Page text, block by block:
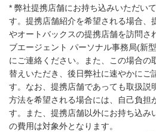
* 弊社提携店舗にお持ち込みいただい
す。提携店舗紹介を希望される場合、
やオートバックスの提携店舗を訪問さ
ブエージェント パーソナル事務局(新
にご連絡ください。また、この場合の
替えいただき、後日弊社に速やかにご
す。なお、提携店舗であっても取扱説
方法を希望される場合には、自己負担
す。また、提携店舗以外にお持ち込み
の費用は対象外となります。